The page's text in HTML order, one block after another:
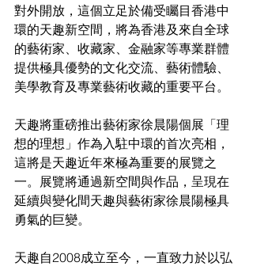
對外開放，這個立足於備受矚目香港中
環的天趣新空間，將為香港及來自全球
的藝術家、收藏家、金融家等專業群體
提供極具優勢的文化交流、藝術體驗、
美學教育及專業藝術收藏的重要平台。
天趣將重磅推出藝術家徐晨陽個展「理
想的理想」作為入駐中環的首次亮相，
這將是天趣近年來極為重要的展覽之
一。展覽將通過新空間與作品，呈現在
延續與變化間天趣與藝術家徐晨陽極具
勇氣的巨變。
天趣自2008成立至今，一直致力於以弘